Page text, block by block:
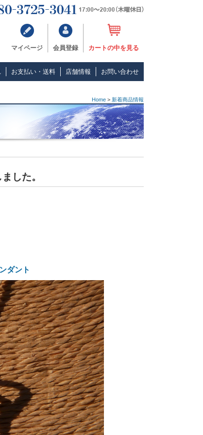
マイページ 会員登録 カートの中を見る
お支払い・送料 店舗情報 お問い合わせ
Home > 新着商品情報
した。
ダント